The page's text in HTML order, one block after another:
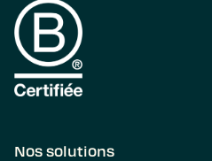
Nos solutions